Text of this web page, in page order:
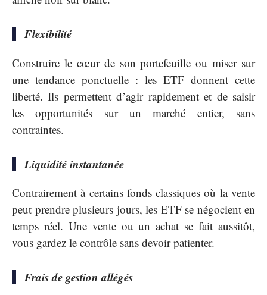
Flexibilité
Construire le cœur de son portefeuille ou miser sur
une tendance ponctuelle : les ETF donnent cette
liberté. Ils permettent d’agir rapidement et de saisir
les opportunités sur un marché entier, sans
contraintes.
Liquidité instantanée
Contrairement à certains fonds classiques où la vente
peut prendre plusieurs jours, les ETF se négocient en
temps réel. Une vente ou un achat se fait aussitôt,
vous gardez le contrôle sans devoir patienter.
Frais de gestion allégés